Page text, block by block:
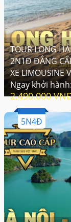
TOUR LONG
2N1Đ ĐẲNG
XE LIMOUSINE
Ngay khởi
2.490.000
5N4Đ